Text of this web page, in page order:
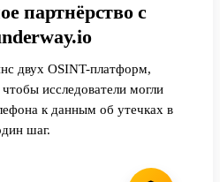
партнёрство с
двух OSINT-платформ,
исследователи могли
к данным об утечках в
шаг.